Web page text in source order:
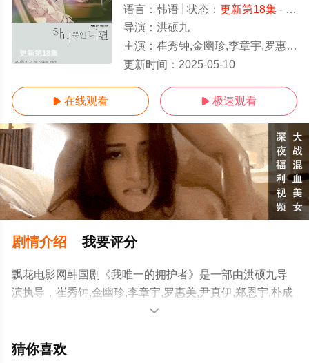
更新第18集
语言： 韩语 状态： 更新第18集- 免费在线观看
导演： 洪硕九
主演： 崔秀钟,金幽珍,李章宇,罗惠美,尹真伊,郑恩宇,朴成焄,李斗日,林艺珍,???,朴相元,车华妍,李惠淑,陈庆,???
更新时间： 2025-05-10
 在线观看  极速观看
剧情介绍 我要评分
飘花电影网韩国剧《我唯一的拥护者》是一部由洪硕九导
演执导，崔秀钟,金幽珍,李章宇,罗惠美,尹真伊,郑恩宇,朴成
焄,李斗日,林艺珍,???,朴相元,车华妍,李惠淑,陈庆,???,李承
看高清未删减完整版电视剧全集就上飘花影院，热播电视

猜你喜欢